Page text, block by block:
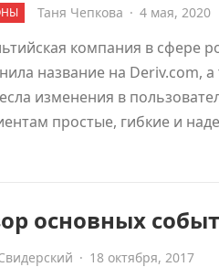
Таня Чепкова · 4 мая, 2020
компания в сфере
название на Deriv.com,
изменения в
простые, гибкие и
основных
· 18 октября, 2017